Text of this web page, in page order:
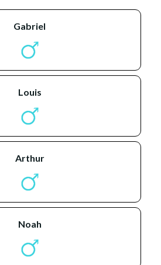
gabriel
louis
arthur
noah